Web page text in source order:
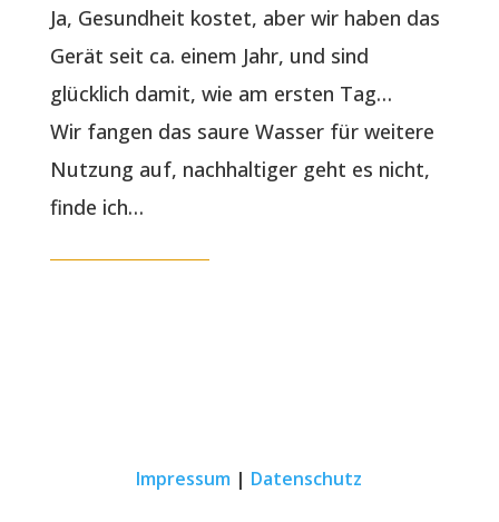
Ja, Gesundheit kostet, aber wir haben das
Gerät seit ca. einem Jahr, und sind
glücklich damit, wie am ersten Tag…
Wir fangen das saure Wasser für weitere
Nutzung auf, nachhaltiger geht es nicht,
finde ich…
Impressum | Datenschutz